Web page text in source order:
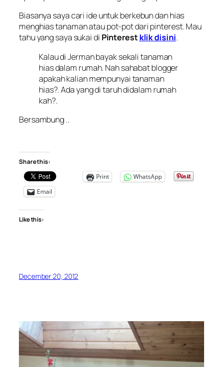
Biasanya saya cari ide untuk berkebun dan hias
menghias tanaman atau pot-pot dari pinterest. Mau
tahu yang saya sukai di Pinterestklik disini.
Kalau di Jerman bayak sekali tanaman
hias dalam rumah. Nah sahabat blogger
apakah kalian mempunyai tanaman
hias?. Ada yang di taruh didalam rumah
kah?.
Bersambung ..
Share this:
Print
WhatsApp
Email
Like this:
December 20, 2012